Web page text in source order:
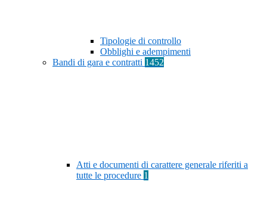
Tipologie di controllo
Obblighi e adempimenti
Bandi di gara e contratti 1452
Atti e documenti di carattere generale riferiti a
tutte le procedure 1